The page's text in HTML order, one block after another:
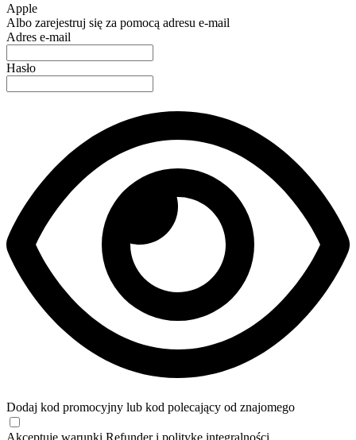
Apple
Albo zarejestruj się za pomocą adresu e-mail
Adres e-mail
Hasło
Dodaj kod promocyjny lub kod polecający od znajomego
Akceptuję warunki Refunder i politykę integralności